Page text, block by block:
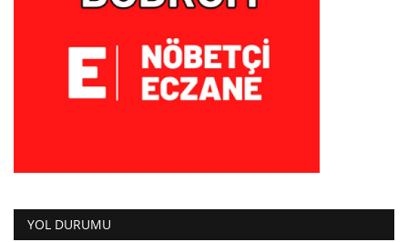
YOL DURUMU